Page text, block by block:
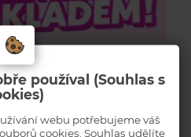
používal (Souhlas s
webu potřebujeme váš
cookies. Souhlas udělíte